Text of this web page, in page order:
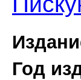
Год